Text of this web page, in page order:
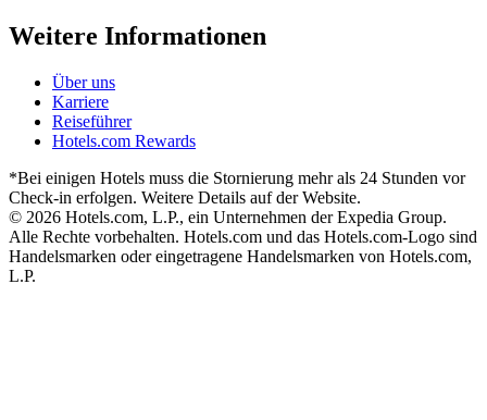
Weitere Informationen
Über uns
Karriere
Reiseführer
Hotels.com Rewards
*Bei einigen Hotels muss die Stornierung mehr als 24 Stunden vor
Check-in erfolgen. Weitere Details auf der Website.
© 2026 Hotels.com, L.P., ein Unternehmen der Expedia Group.
Alle Rechte vorbehalten. Hotels.com und das Hotels.com-Logo sind
Handelsmarken oder eingetragene Handelsmarken von Hotels.com,
L.P.